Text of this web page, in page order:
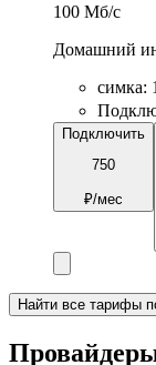
100 Мб/c
Домашний
симка:
Подключить
750
₽/мес
Найти все тарифы